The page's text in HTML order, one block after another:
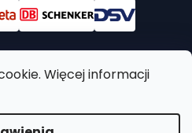
Więcej informacji